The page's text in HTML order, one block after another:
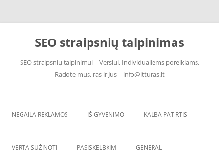
Skip
contentSEO straipsnių talpinimas
SEO straipsnių talpinimui – Verslui, Individualiems poreikiams.
Radote mus, ras ir Jus – info@itturas.lt
NEGAILA REKLAMOS IŠ GYVENIMO KALBA PATIRTIS
VERTA SUŽINOTI PASISKELBKIM GENERAL